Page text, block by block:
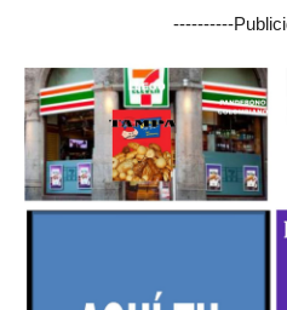
----------